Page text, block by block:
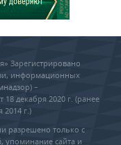
Зарегистрировано
информационных
–
декабря 2020 г. (ранее
2014 г.)
разрешено только с
упоминание сайта и